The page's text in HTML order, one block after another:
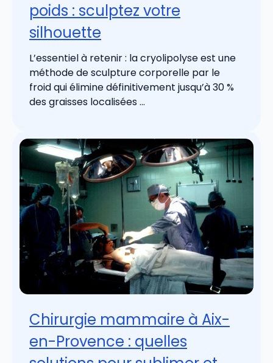
poids : sculptez votre
silhouette
L’essentiel à retenir : la cryolipolyse est une
méthode de sculpture corporelle par le
froid qui élimine définitivement jusqu’à 30 %
des graisses localisées ...
Chirurgie mammaire à Aix-
en-Provence : quelles